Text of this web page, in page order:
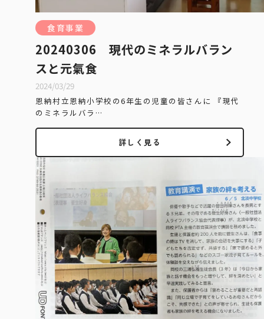
食育事業
20240306 現代のミネラルバラン
スと元氣食
2024/03/29
恩納村立恩納小学校の6年生の児童の皆さんに 『現代
のミネラルバラ…
詳しく見る